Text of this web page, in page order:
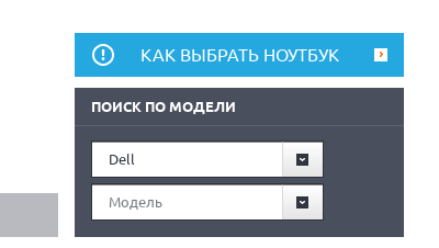
КАК ВЫБРАТЬ НОУТБУК
ПОИСК ПО МОДЕЛИ
Dell
Модель